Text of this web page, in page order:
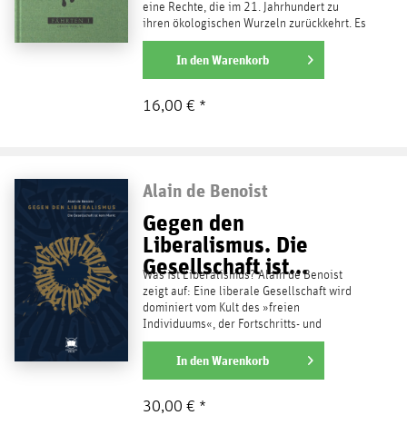
eine Rechte, die im 21. Jahrhundert zu
ihren ökologischen Wurzeln zurückkehrt. Es
bedarf eines...
weiterlesen
In denWarenkorb
16,00 € *
Alain de Benoist
Gegen den
Liberalismus. Die
Gesellschaft ist...
Was ist Liberalismus? Alain de Benoist
zeigt auf: Eine liberale Gesellschaft wird
dominiert vom Kult des »freien
Individuums«, der Fortschritts- und
Menschenrechtsideologie, der...
weiterlesen
In denWarenkorb
30,00 € *